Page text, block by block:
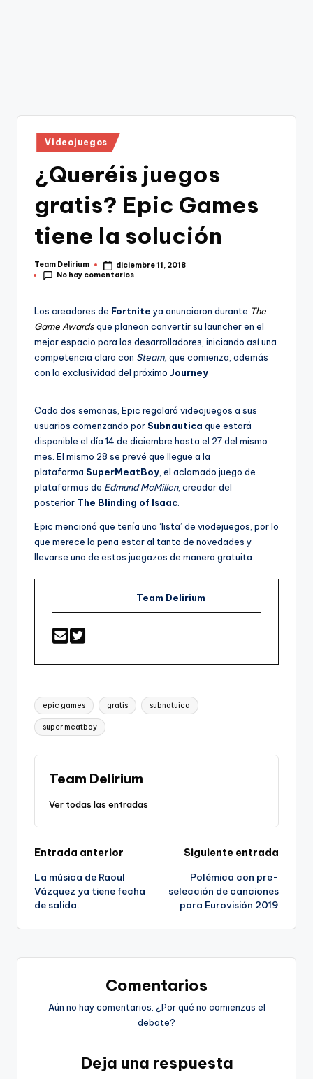
Publicado
en
Videojuegos
¿Queréis juegos
gratis? Epic Games
tiene la solución
Publicado
por
Team Delirium
diciembre 11, 2018
No hay comentarios
Los creadores de Fortnite ya anunciaron durante The
Game Awardsque planean convertir su launcher en el
mejor espacio para los desarrolladores, iniciando así una
competencia clara con Steam, que comienza, además
con la exclusividad del próximo Journey
Cada dos semanas, Epic regalará videojuegos a sus
usuarios comenzando por Subnautica que estará
disponible el día 14 de diciembre hasta el 27 del mismo
mes. El mismo 28 se prevé que llegue a la
plataforma SuperMeatBoy , el aclamado juego de
plataformas de Edmund McMillen, creador del
posterior The Blinding of Isaac
Epic mencionó que tenía una ‘lista’ de viodejuegos, por lo
que merece la pena estar al tanto de novedades y
llevarse uno de estos juegazos de manera gratuita.
Team Delirium
Etiquetas:
epic games gratis subnatuica
super meatboy
Team Delirium
Ver todas las entradas
Navegación
de
entradas
Entrada anterior
La música de Raoul
Vázquez ya tiene fecha
de salida.
Siguiente entrada
Polémica con pre-
selección de canciones
para Eurovisión 2019
Comentarios
Aún no hay comentarios. ¿Por qué no comienzas el
debate?
Deja una respuesta